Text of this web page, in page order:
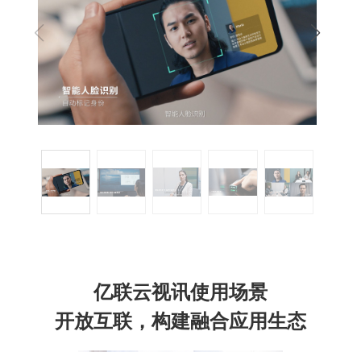
亿联云视讯使用场景
开放互联，构建融合应用生态